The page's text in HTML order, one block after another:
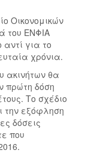
Οικονομικών
του ΕΝΦΙΑ
για το
χρόνια.
ακινήτων θα
πρώτη δόση
Το σχέδιο
την εξόφληση
δόσεις
που